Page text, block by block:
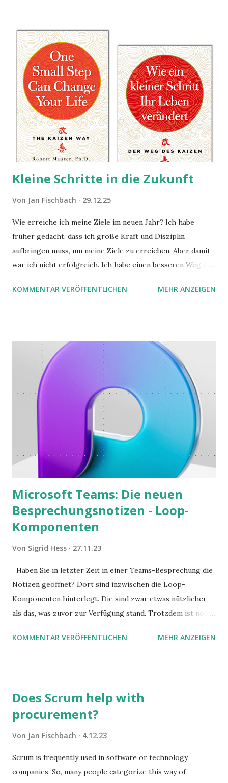
Kleine Schritte in die Zukunft
Von Jan Fischbach 29.12.25
Wie erreiche ich meine Ziele im neuen Jahr? Ich habe
früher gedacht, dass ich große Kraft und Disziplin
aufbringen muss, um meine Ziele zu erreichen. Aber damit
war ich nicht erfolgreich. Ich habe einen besseren Weg in
möchte. Darin habe ich zwei gute Begründungen gefunden,
KOMMENTAR VERÖFFENTLICHEN MEHR ANZEIGEN
Microsoft Teams: Die neuen
Besprechungsnotizen - Loop-
Komponenten
Von Sigrid Hess 27.11.23
Haben Sie in letzter Zeit in einer Teams-Besprechung die
Notizen geöffnet? Dort sind inzwischen die Loop-
Komponenten hinterlegt. Die sind zwar etwas nützlicher
als das, was zuvor zur Verfügung stand. Trotzdem ist noch
Stolperfallen. Hier ein erster, kritischer Blick auf das was
KOMMENTAR VERÖFFENTLICHEN MEHR ANZEIGEN
Does Scrum help with
procurement?
Von Jan Fischbach 4.12.23
Scrum is frequently used in software or technology
companies. So, many people categorize this way of